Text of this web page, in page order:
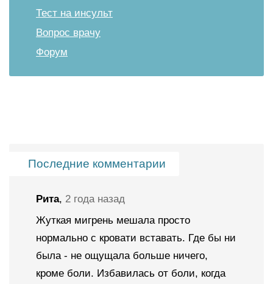
Тест на инсульт
Вопрос врачу
Форум
Последние комментарии
Рита, 2 года назад
Жуткая мигрень мешала просто
нормально с кровати вставать. Где бы ни
была - не ощущала больше ничего,
кроме боли. Избавилась от боли, когда